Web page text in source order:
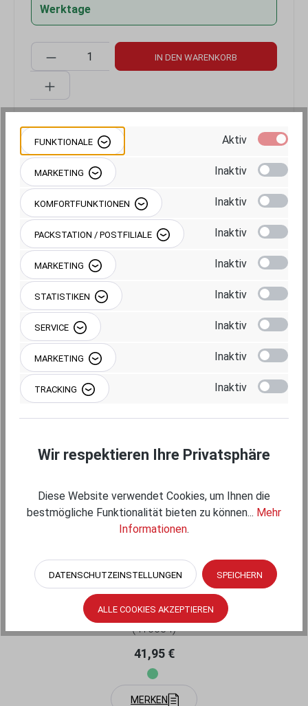
Werktage
Produkt Anzahl: Gib den gewünschten
IN DEN WARENKORB
Produktnummer:RAM-B-273-M6U
Beschreibung
Produktgalerie überspringen
Kompatible Arme
RAM MOUNTS VERBINDUNGSARM MITTEL
RAM-B-201U
(410034)
Regulärer Preis:
41,95 €
MERKEN
FUNKTIONALE Aktiv
MARKETING Inaktiv
KOMFORTFUNKTIONEN Inaktiv
PACKSTATION / POSTFILIALE Inaktiv
MARKETING Inaktiv
STATISTIKEN Inaktiv
SERVICE Inaktiv
MARKETING Inaktiv
TRACKING Inaktiv
Wir respektieren Ihre Privatsphäre
Diese Website verwendet Cookies, um Ihnen die
bestmögliche Funktionalität bieten zu können... Mehr
Informationen.
DATENSCHUTZEINSTELLUNGEN SPEICHERN
ALLE COOKIES AKZEPTIEREN